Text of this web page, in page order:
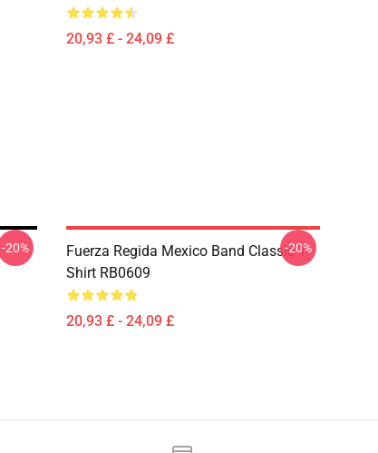
20,93 £ - 24,09 £
-20%
Fuerza Regida Mexico Band Classic T-
Shirt RB0609
20,93 £ - 24,09 £
-20%